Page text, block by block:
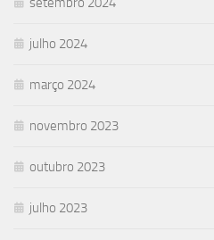
julho 2024
março 2024
novembro 2023
outubro 2023
julho 2023